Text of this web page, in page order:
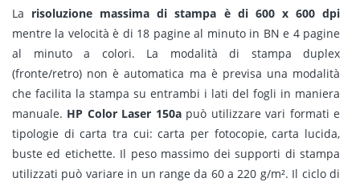
La risoluzione massima di stampa è di 600 x 600 dpi
mentre la velocità è di 18 pagine al minuto in BN e 4 pagine
al minuto a colori. La modalità di stampa duplex
(fronte/retro) non è automatica ma è previsa una modalità
che facilita la stampa su entrambi i lati del fogli in maniera
manuale. HP Color Laser 150apuò utilizzare vari formati e
tipologie di carta tra cui: carta per fotocopie, carta lucida,
buste ed etichette. Il peso massimo dei supporti di stampa
utilizzati può variare in un range da 60 a 220 g/m². Il ciclo di